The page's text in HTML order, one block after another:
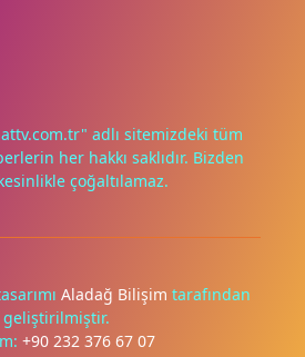
içeriğimizi geliştirmek için çerezler
adlı sitemizdeki tüm
her hakkı saklıdır. Bizden
çoğaltılamaz.
Aladağ Bilişim tarafından
geliştirilmiştir.
+90 232 376 67 07